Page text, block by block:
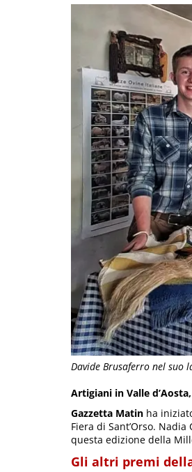
Davide Brusaferro nel suo
Artigiani in Valle
Gazzetta Matin ha
Fiera di Sant’Orso.
questa edizione della
Gli altri premi